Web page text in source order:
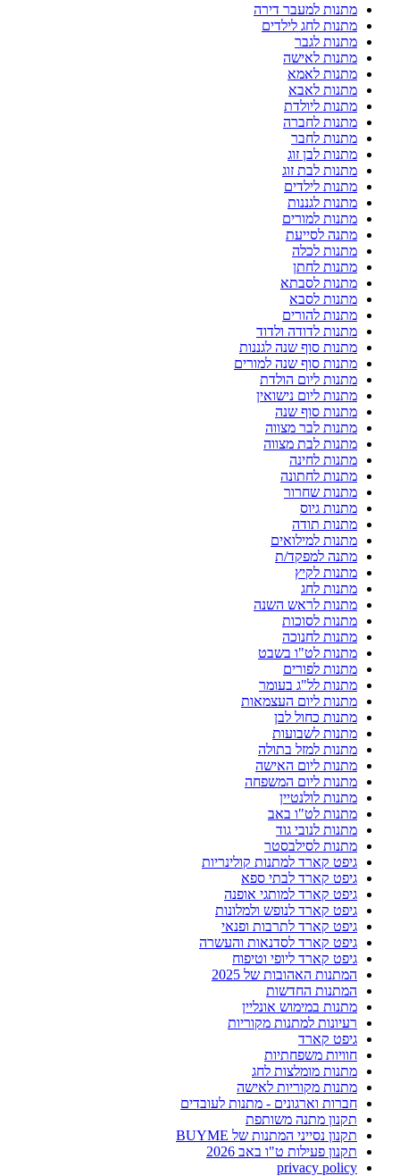
מתנות למעבר דירה
מתנות לחג לילדים
מתנות לגבר
מתנות לאישה
מתנות לאמא
מתנות לאבא
מתנות ליולדת
מתנות לחברה
מתנות לחבר
מתנות לבן זוג
מתנות לבת זוג
מתנות לילדים
מתנות לגננות
מתנות למורים
מתנה לסייעת
מתנות לכלה
מתנות לחתן
מתנות לסבתא
מתנות לסבא
מתנות להורים
מתנות לדודה ולדוד
מתנות סוף שנה לגננות
מתנות סוף שנה למורים
מתנות ליום הולדת
מתנות ליום נישואין
מתנות סוף שנה
מתנות לבר מצווה
מתנות לבת מצווה
מתנות לחינה
מתנות לחתונה
מתנות שחרור
מתנות גיוס
מתנות תודה
מתנות למילואים
מתנה למפקד/ת
מתנות לקיץ
מתנות לחג
מתנות לראש השנה
מתנות לסוכות
מתנות לחנוכה
מתנות לט"ו בשבט
מתנות לפורים
מתנות לל"ג בעומר
מתנות ליום העצמאות
מתנות כחול לבן
מתנות לשבועות
מתנות למזל בתולה
מתנות ליום האישה
מתנות ליום המשפחה
מתנות לולנטיין
מתנות לט"ו באב
מתנות לנובי גוד
מתנות לסילבסטר
גיפט קארד למתנות קולינריות
גיפט קארד לבתי ספא
גיפט קארד למותגי אופנה
גיפט קארד לנופש ולמלונות
גיפט קארד לתרבות ופנאי
גיפט קארד לסדנאות והעשרה
גיפט קארד ליופי וטיפוח
המתנות האהובות של 2025
המתנות החדשות
מתנות במימוש אונליין
רעיונות למתנות מקוריות
גיפט קארד
חוויות משפחתיות
מתנות מומלצות לחג
מתנות מקוריות לאישה
חברות וארגונים - מתנות לעובדים
תקנון מתנה משותפת
תקנון נסייני המתנות של BUYME
תקנון פעילות ט"ו באב 2026
privacy policy